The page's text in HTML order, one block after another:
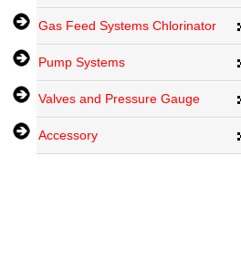
Gas Feed Systems Chlorinator
Pump Systems
Valves and Pressure Gauge
Accessory